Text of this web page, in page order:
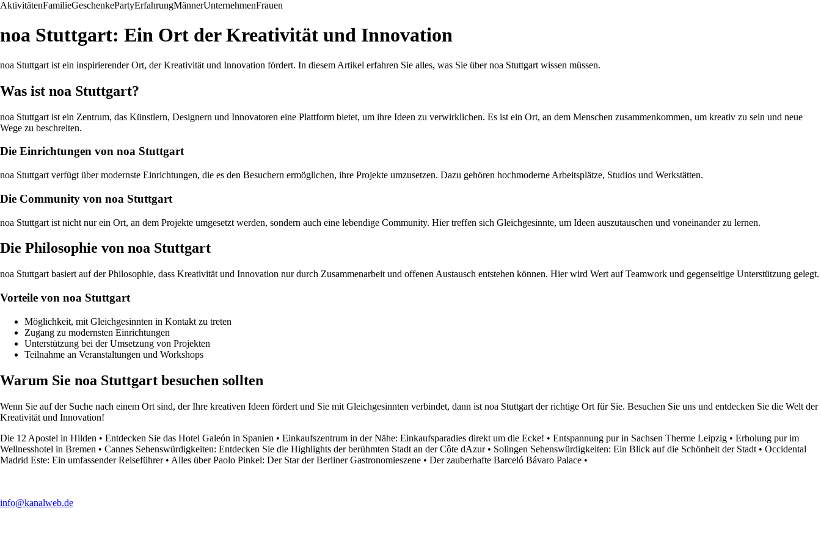
AktivitätenFamilieGeschenkePartyErfahrungMännerUnternehmenFrauen
noa Stuttgart: Ein Ort der Kreativität und Innovation
noa Stuttgart ist ein inspirierender Ort, der Kreativität und Innovation fördert. In diesem Artikel erfahren Sie alles, was Sie über noa Stuttgart wissen müssen.
Was ist noa Stuttgart?
noa Stuttgart ist ein Zentrum, das Künstlern, Designern und Innovatoren eine Plattform bietet, um ihre Ideen zu verwirklichen. Es ist ein Ort, an dem Menschen zusammenkommen, um kreativ zu sein und neue
Wege zu beschreiten.
Die Einrichtungen von noa Stuttgart
noa Stuttgart verfügt über modernste Einrichtungen, die es den Besuchern ermöglichen, ihre Projekte umzusetzen. Dazu gehören hochmoderne Arbeitsplätze, Studios und Werkstätten.
Die Community von noa Stuttgart
noa Stuttgart ist nicht nur ein Ort, an dem Projekte umgesetzt werden, sondern auch eine lebendige Community. Hier treffen sich Gleichgesinnte, um Ideen auszutauschen und voneinander zu lernen.
Die Philosophie von noa Stuttgart
noa Stuttgart basiert auf der Philosophie, dass Kreativität und Innovation nur durch Zusammenarbeit und offenen Austausch entstehen können. Hier wird Wert auf Teamwork und gegenseitige Unterstützung gelegt.
Vorteile von noa Stuttgart
Möglichkeit, mit Gleichgesinnten in Kontakt zu treten
Zugang zu modernsten Einrichtungen
Unterstützung bei der Umsetzung von Projekten
Teilnahme an Veranstaltungen und Workshops
Warum Sie noa Stuttgart besuchen sollten
Wenn Sie auf der Suche nach einem Ort sind, der Ihre kreativen Ideen fördert und Sie mit Gleichgesinnten verbindet, dann ist noa Stuttgart der richtige Ort für Sie. Besuchen Sie uns und entdecken Sie die Welt der
Kreativität und Innovation!
Die 12 Apostel in Hilden • Entdecken Sie das Hotel Galeón in Spanien • Einkaufszentrum in der Nähe: Einkaufsparadies direkt um die Ecke! • Entspannung pur in Sachsen Therme Leipzig • Erholung pur im
Wellnesshotel in Bremen • Cannes Sehenswürdigkeiten: Entdecken Sie die Highlights der berühmten Stadt an der Côte dAzur• Solingen Sehenswürdigkeiten: Ein Blick auf die Schönheit der Stadt • Occidental
Madrid Este: Ein umfassender Reiseführer• Alles über Paolo Pinkel: Der Star der Berliner Gastronomieszene • Der zauberhafte Barceló Bávaro Palace •
info@kanalweb.de